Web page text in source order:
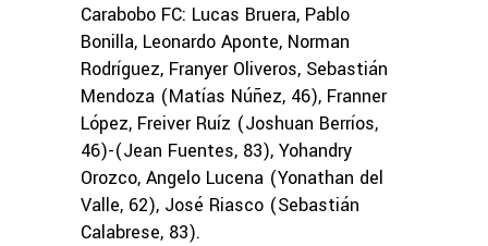
Carabobo FC: Lucas Bruera, Pablo
Bonilla, Leonardo Aponte, Norman
Rodríguez, Franyer Oliveros, Sebastián
Mendoza (Matías Núñez, 46), Franner
López, Freiver Ruíz (Joshuan Berríos,
46)-(Jean Fuentes, 83), Yohandry
Orozco, Angelo Lucena (Yonathan del
Valle, 62), José Riasco (Sebastián
Calabrese, 83).